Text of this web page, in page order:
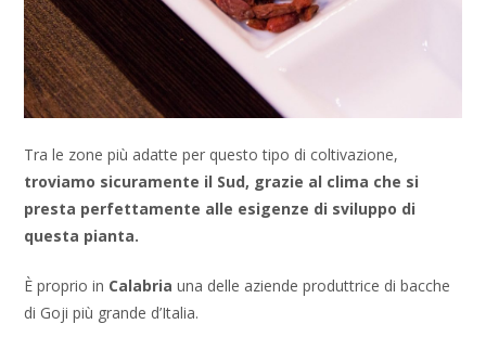
Tra le zone più adatte per questo tipo di coltivazione,
troviamo sicuramente il Sud, grazie al clima che si
presta perfettamente alle esigenze di sviluppo di
questa pianta.
È proprio in Calabria una delle aziende produttrice di bacche
di Goji più grande d’Italia.